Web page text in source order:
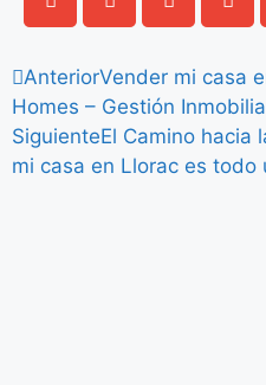
AnteriorVender mi casa
Homes – Gestión
SiguienteEl Camino hacia
mi casa en Llorac es todo